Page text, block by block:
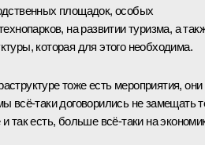
площадок, особых
на развитии туризма, а
которая для этого необходима.
тоже есть мероприятия, они
всё‑таки договорились не замещать
так есть, больше всё‑таки на